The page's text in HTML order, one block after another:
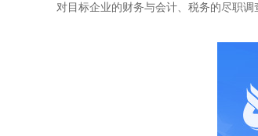
对目标企业的财务与会计、税务的尽职调